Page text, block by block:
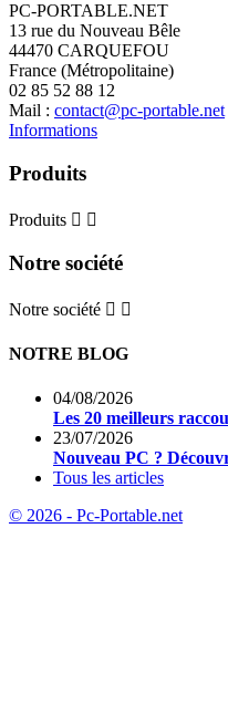
PC-PORTABLE.NET
13 rue du Nouveau Bêle
44470 CARQUEFOU
France (Métropolitaine)
02 85 52 88 12
Mail : contact@pc-portable.net
Informations
Produits
Produits  
Notre société
Notre société  
NOTRE BLOG
04/08/2026
Les 20 meilleurs
23/07/2026
Nouveau PC ?
Tous les articles
© 2026 - Pc-Portable.net